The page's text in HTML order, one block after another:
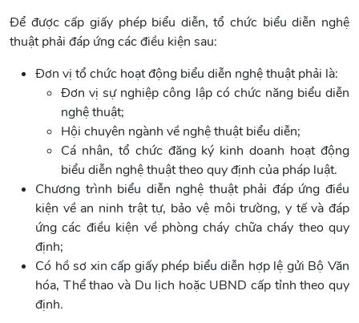
Để được cấp giấy phép biểu diễn, tổ chức biểu diễn nghệ
thuật phải đáp ứng các điều kiện sau:
Đơn vị tổ chức hoạt động biểu diễn nghệ thuật phải là:
Đơn vị sự nghiệp công lập có chức năng biểu diễn
nghệ thuật;
Hội chuyên ngành về nghệ thuật biểu diễn;
Cá nhân, tổ chức đăng ký kinh doanh hoạt động
biểu diễn nghệ thuật theo quy định của pháp luật.
Chương trình biểu diễn nghệ thuật phải đáp ứng điều
kiện về an ninh trật tự, bảo vệ môi trường, y tế và đáp
ứng các điều kiện về phòng cháy chữa cháy theo quy
định;
Có hồ sơ xin cấp giấy phép biểu diễn hợp lệ gửi Bộ Văn
hóa, Thể thao và Du lịch hoặc UBND cấp tỉnh theo quy
định.